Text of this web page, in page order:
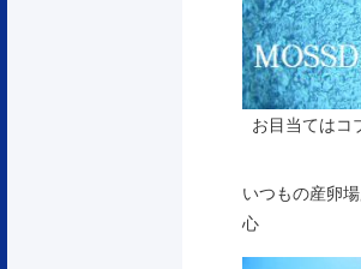
お目当てはコ
いつもの産卵
心